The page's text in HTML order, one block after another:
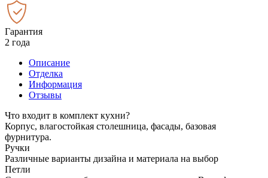
Гарантия
2 года
Описание
Отделка
Информация
Отзывы
Что входит в комплект кухни?
Корпус, влагостойкая столешница, фасады, базовая
фурнитура.
Ручки
Различные варианты дизайна и материала на выбор
Петли